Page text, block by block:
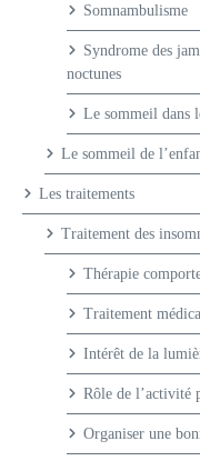
Somnambulisme
Syndrome des
noctunes
Le sommeil dans
Le sommeil de
Les traitements
Traitement des
Thérapie
Traitement
Intérêt de la
Rôle de l’activité
Organiser une